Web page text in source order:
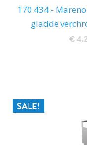
170.434 -
gladde
€
SALE!